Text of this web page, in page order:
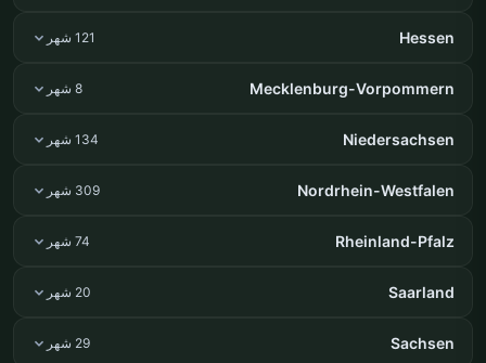
Hessen 121 شهر
Mecklenburg-Vorpommern 8 شهر
Niedersachsen 134 شهر
Nordrhein-Westfalen 309 شهر
Rheinland-Pfalz 74 شهر
Saarland 20 شهر
Sachsen 29 شهر